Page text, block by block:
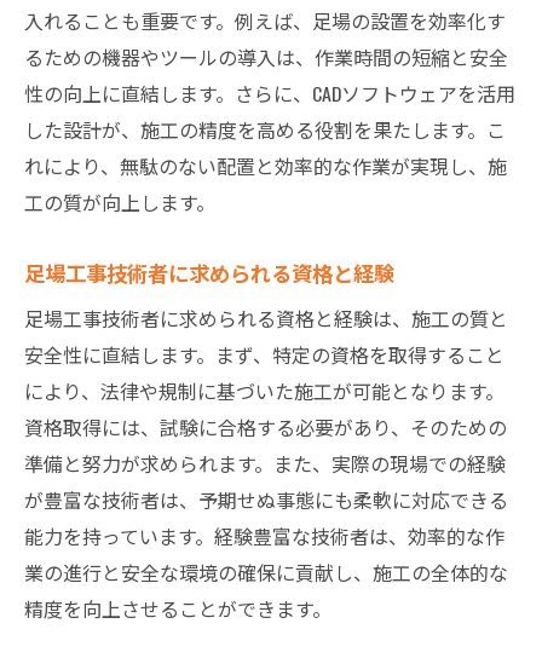
入れることも重要です。例えば、足場の設置を効率化す
るための機器やツールの導入は、作業時間の短縮と安全
性の向上に直結します。さらに、CADソフトウェアを活用
した設計が、施工の精度を高める役割を果たします。こ
れにより、無駄のない配置と効率的な作業が実現し、施
工の質が向上します。
足場工事技術者に求められる資格と経験
足場工事技術者に求められる資格と経験は、施工の質と
安全性に直結します。まず、特定の資格を取得すること
により、法律や規制に基づいた施工が可能となります。
資格取得には、試験に合格する必要があり、そのための
準備と努力が求められます。また、実際の現場での経験
が豊富な技術者は、予期せぬ事態にも柔軟に対応できる
能力を持っています。経験豊富な技術者は、効率的な作
業の進行と安全な環境の確保に貢献し、施工の全体的な
精度を向上させることができます。